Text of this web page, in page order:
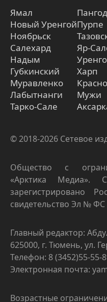
Ямал
Новый Уренгой
Ноябрьск
Салехард
Надым
Губкинский
Муравленко
Лабытнанги
Тарко-Сале
Пурпе
Яр-
Харп
Мужи
© 2018-2026 Сетевое
Общество с
«Арктика Медиа».
зарегистрировано
свидетельство Эл № ФС
Главный редактор:
625000, г. Тюмень, ул.
Телефон: 8 (3452)55-55-
Электронная почта:
Возрастные